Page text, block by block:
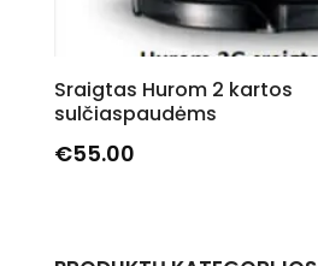
Sraigtas Hurom 2 kartos
sulčiaspaudėms
€55.00